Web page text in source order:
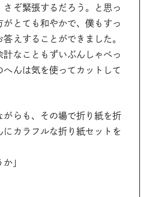
さぞ緊張するだろう。と思っ
がとても和やかで、僕もすっ
えすることができました。
計なこともずいぶんしゃべっ
へんは気を使ってカットして
がらも、その場で折り紙を折
にカラフルな折り紙セットを
」